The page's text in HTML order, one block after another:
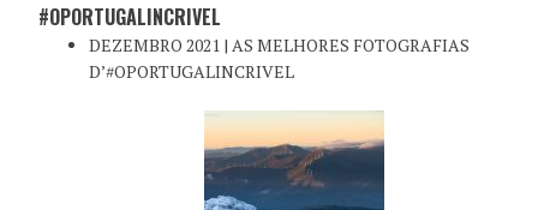
#OPORTUGALINCRIVEL
DEZEMBRO 2021 | AS MELHORES FOTOGRAFIAS
D’#OPORTUGALINCRIVEL